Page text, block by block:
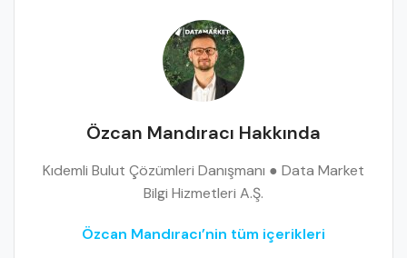
Özcan Mandıracı Hakkında
Kıdemli Bulut Çözümleri Danışmanı ● Data Market
Bilgi Hizmetleri A.Ş.
Özcan Mandıracı’nin tüm içerikleri